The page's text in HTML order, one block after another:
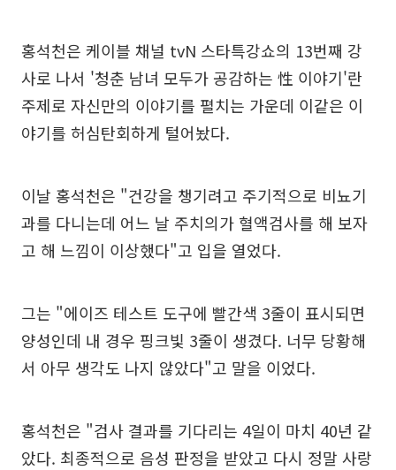
홍석천은 케이블 채널 tvN 스타특강쇼의 13번째 강
사로 나서 '청춘 남녀 모두가 공감하는 性 이야기'란
주제로 자신만의 이야기를 펼치는 가운데 이같은 이
야기를 허심탄회하게 털어놨다.
이날 홍석천은 "건강을 챙기려고 주기적으로 비뇨기
과를 다니는데 어느 날 주치의가 혈액검사를 해 보자
고 해 느낌이 이상했다"고 입을 열었다.
그는 "에이즈 테스트 도구에 빨간색 3줄이 표시되면
양성인데 내 경우 핑크빛 3줄이 생겼다. 너무 당황해
서 아무 생각도 나지 않았다"고 말을 이었다.
홍석천은 "검사 결과를 기다리는 4일이 마치 40년 같
았다. 최종적으로 음성 판정을 받았고 다시 정말 사랑